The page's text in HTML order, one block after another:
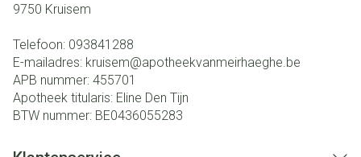
9750 Kruisem
Telefoon: 093841288
E-mailadres: kruisem@apotheekvanmeirhaeghe.be
APB nummer: 455701
Apotheek titularis: Eline Den Tijn
BTW nummer: BE0436055283